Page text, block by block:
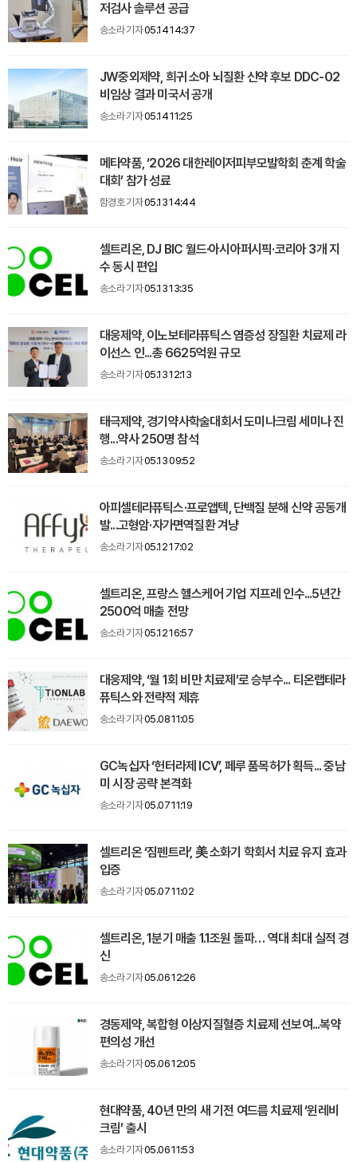
저검사 솔루션 공급
송소라 기자05.14 14:37
JW중외제약, 희귀 소아 뇌질환 신약 후보 DDC-02
비임상 결과 미국서 공개
송소라 기자05.14 11:25
메타약품, ‘2026 대한레이저피부모발학회 춘계 학술
대회’ 참가 성료
함경호 기자05.13 14:44
셀트리온, DJ BIC 월드·아시아퍼시픽·코리아 3개 지
수 동시 편입
송소라 기자05.13 13:35
대웅제약, 이노보테라퓨틱스 염증성 장질환 치료제 라
이선스 인...총 6625억원 규모
송소라 기자05.13 12:13
태극제약, 경기약사학술대회서 도미나크림 세미나 진
행...약사 250명 참석
송소라 기자05.13 09:52
아피셀테라퓨틱스·프로앱텍, 단백질 분해 신약 공동개
발...고형암·자가면역질환 겨냥
송소라 기자05.12 17:02
셀트리온, 프랑스 헬스케어 기업 지프레 인수...5년간
2500억 매출 전망
송소라 기자05.12 16:57
대웅제약, ‘월 1회 비만 치료제’로 승부수... 티온랩테라
퓨틱스와 전략적 제휴
송소라 기자05.08 11:05
GC녹십자 ‘헌터라제 ICV’, 페루 품목허가 획득... 중남
미 시장 공략 본격화
송소라 기자05.07 11:19
셀트리온 ‘짐펜트라’, 美 소화기 학회서 치료 유지 효과
입증
송소라 기자05.07 11:02
셀트리온, 1분기 매출 1.1조원 돌파… 역대 최대 실적 경
신
송소라 기자05.06 12:26
경동제약, 복합형 이상지질혈증 치료제 선보여...복약
편의성 개선
송소라 기자05.06 12:05
현대약품, 40년 만의 새 기전 여드름 치료제 ‘윈레비
크림’ 출시
송소라 기자05.06 11:53